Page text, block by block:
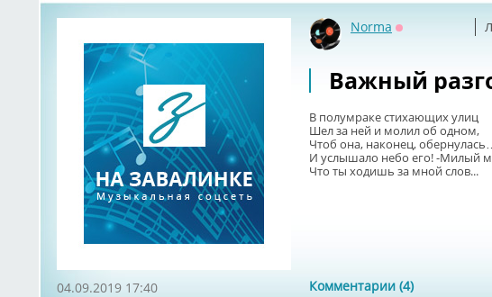
Norma
Важный
В полумраке стихающих улиц
Шел за ней и молил об одном,
Чтоб она, наконец,
И услышало небо его! -Милый
Что ты ходишь за мной слов...
Комментарии (4)
04.09.2019 17:40